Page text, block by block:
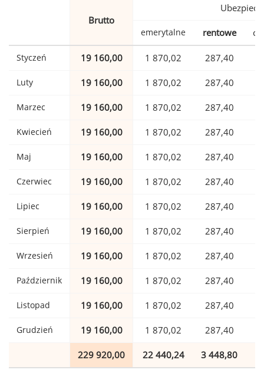
Brutto
emerytalne rentowe
Styczeń 19 160,00 1 870,02 287,40
Luty 19 160,00 1 870,02 287,40
Marzec 19 160,00 1 870,02 287,40
Kwiecień 19 160,00 1 870,02 287,40
Maj 19 160,00 1 870,02 287,40
Czerwiec 19 160,00 1 870,02 287,40
Lipiec 19 160,00 1 870,02 287,40
Sierpień 19 160,00 1 870,02 287,40
Wrzesień 19 160,00 1 870,02 287,40
Październik 19 160,00 1 870,02 287,40
Listopad 19 160,00 1 870,02 287,40
Grudzień 19 160,00 1 870,02 287,40
229 920,00 22 440,24 3 448,80